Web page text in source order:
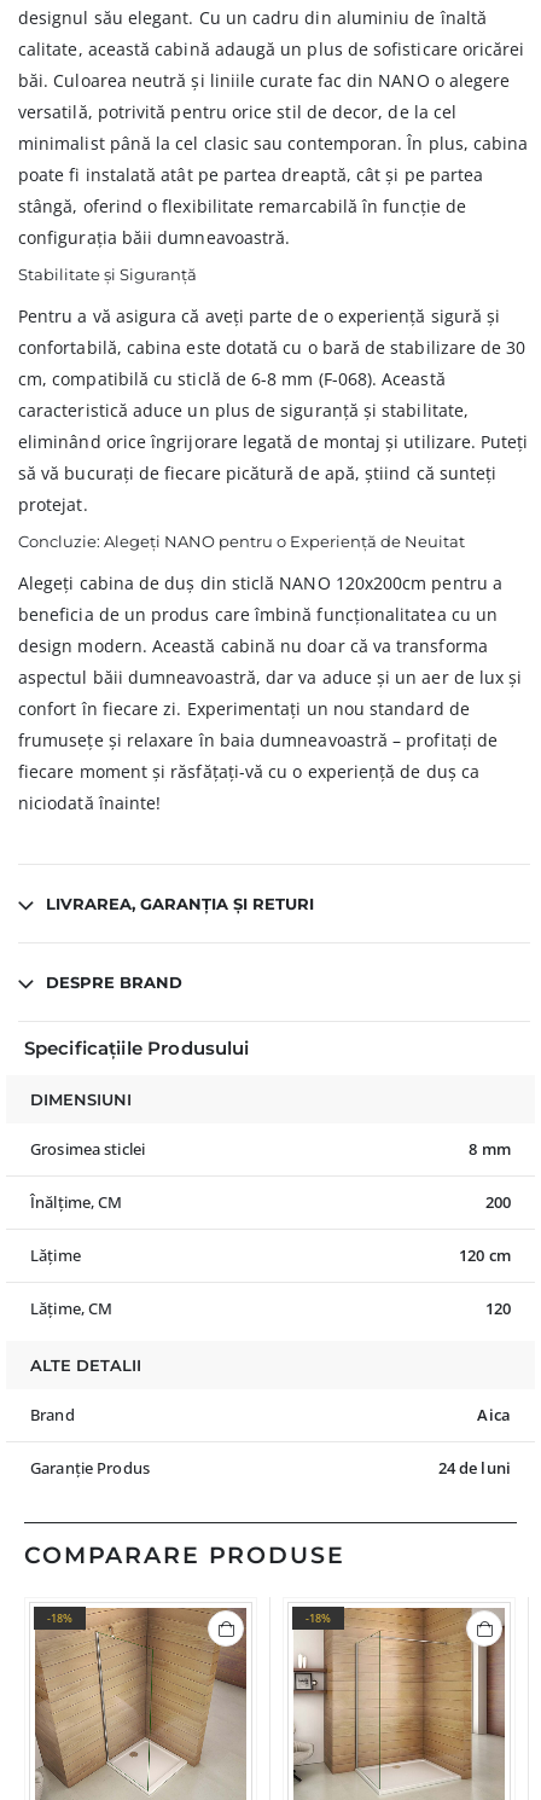
designul său elegant. Cu un cadru din aluminiu de înaltă
calitate, această cabină adaugă un plus de sofisticare oricărei
băi. Culoarea neutră și liniile curate fac din NANO o alegere
versatilă, potrivită pentru orice stil de decor, de la cel
minimalist până la cel clasic sau contemporan. În plus, cabina
poate fi instalată atât pe partea dreaptă, cât și pe partea
stângă, oferind o flexibilitate remarcabilă în funcție de
configurația băii dumneavoastră.
Stabilitate și Siguranță
Pentru a vă asigura că aveți parte de o experiență sigură și
confortabilă, cabina este dotată cu o bară de stabilizare de 30
cm, compatibilă cu sticlă de 6-8 mm (F-068). Această
caracteristică aduce un plus de siguranță și stabilitate,
eliminând orice îngrijorare legată de montaj și utilizare. Puteți
să vă bucurați de fiecare picătură de apă, știind că sunteți
protejat.
Concluzie: Alegeți NANO pentru o Experiență de Neuitat
Alegeți cabina de duș din sticlă NANO 120x200cm pentru a
beneficia de un produs care îmbină funcționalitatea cu un
design modern. Această cabină nu doar că va transforma
aspectul băii dumneavoastră, dar va aduce și un aer de lux și
confort în fiecare zi. Experimentați un nou standard de
frumusețe și relaxare în baia dumneavoastră – profitați de
fiecare moment și răsfățați-vă cu o experiență de duș ca
niciodată înainte!
LIVRAREA, GARANȚIA ȘI RETURI
DESPRE BRAND
Specificațiile Produsului
DIMENSIUNI
Grosimea sticlei 8 mm
Înălțime, CM 200
Lățime 120 cm
Lățime, CM 120
ALTE DETALII
Brand Aica
Garanție Produs 24 de luni
COMPARARE PRODUSE
-18% -18%